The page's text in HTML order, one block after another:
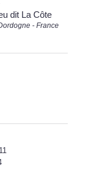
dit La Côte
- France